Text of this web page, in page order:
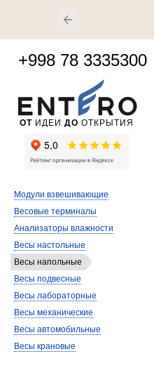
Модули взвешивающие
Весовые терминалы
Анализаторы влажности
Весы настольные
Весы напольные
Весы подвесные
Весы лабораторные
Весы механические
Весы автомобильные
Весы крановые
ОТ ИДЕИ ДО ОТКРЫТИЯ
+998 78 3335300